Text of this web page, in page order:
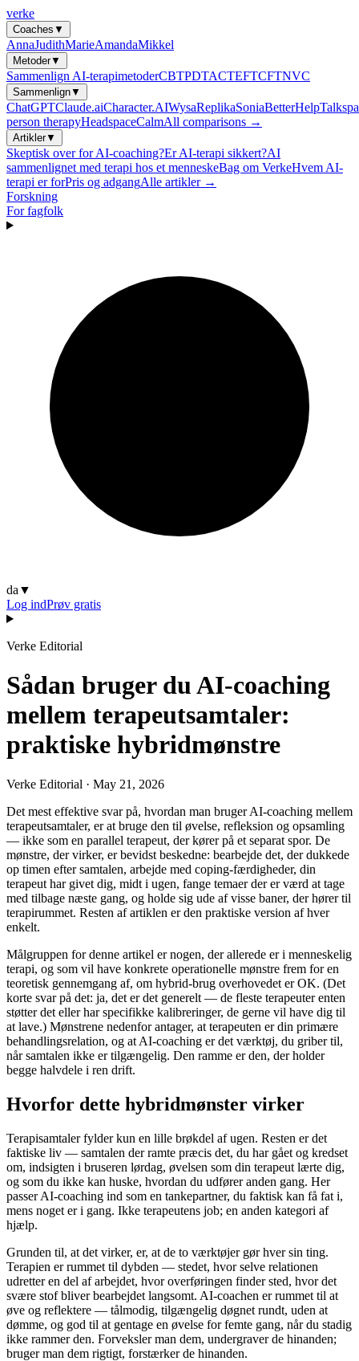
verke
Coaches ▼
AnnaJudithMarieAmandaMikkel
Metoder▼
Sammenlign AI-terapimetoderCBTPDTACTEFTCFTNVC
Sammenlign▼
ChatGPTClaude.aiCharacter.AIWysaReplikaSoniaBetterHelp
person therapyHeadspaceCalmAll comparisons →
Artikler▼
Skeptisk over for AI-coaching?Er AI-terapi sikkert?AI
sammenlignet med terapi hos et menneskeBag om VerkeHvem AI-
terapi er forPris og adgangAlle artikler →
Forskning
For fagfolk
da ▼
Log indPrøv gratis
Verke Editorial
Sådan bruger du AI-coaching
mellem terapeutsamtaler:
praktiske hybridmønstre
Verke Editorial · May 21, 2026
Det mest effektive svar på, hvordan man bruger AI-coaching mellem
terapeutsamtaler, er at bruge den til øvelse, refleksion og opsamling
— ikke som en parallel terapeut, der kører på et separat spor. De
mønstre, der virker, er bevidst beskedne: bearbejde det, der dukkede
op timen efter samtalen, arbejde med coping-færdigheder, din
terapeut har givet dig, midt i ugen, fange temaer der er værd at tage
med tilbage næste gang, og holde sig ude af visse baner, der hører til
terapirummet. Resten af artiklen er den praktiske version af hver
enkelt.
Målgruppen for denne artikel er nogen, der allerede er i menneskelig
terapi, og som vil have konkrete operationelle mønstre frem for en
teoretisk gennemgang af, om hybrid-brug overhovedet er OK. (Det
korte svar på det: ja, det er det generelt — de fleste terapeuter enten
støtter det eller har specifikke kalibreringer, de gerne vil have dig til
at lave.) Mønstrene nedenfor antager, at terapeuten er din primære
behandlingsrelation, og at AI-coaching er det værktøj, du griber til,
når samtalen ikke er tilgængelig. Den ramme er den, der holder
begge halvdele i ren drift.
Hvorfor dette hybridmønster virker
Terapisamtaler fylder kun en lille brøkdel af ugen. Resten er det
faktiske liv — samtalen der ramte præcis det, du har gået og kredset
om, indsigten i bruseren lørdag, øvelsen som din terapeut lærte dig,
og som du ikke kan huske, hvordan du udfører anden gang. Her
passer AI-coaching ind som en tankepartner, du faktisk kan få fat i,
mens noget er i gang. Ikke terapeutens job; en anden kategori af
hjælp.
Grunden til, at det virker, er, at de to værktøjer gør hver sin ting.
Terapien er rummet til dybden — stedet, hvor selve relationen
udretter en del af arbejdet, hvor overføringen finder sted, hvor det
svære stof bliver bearbejdet langsomt. AI-coachen er rummet til at
øve og reflektere — tålmodig, tilgængelig døgnet rundt, uden at
dømme, og god til at gentage en øvelse for femte gang, når du stadig
ikke rammer den. Forveksler man dem, undergraver de hinanden;
bruger man dem rigtigt, forstærker de hinanden.